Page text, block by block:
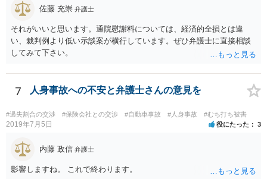
「相当の注意」をしていなかった証左でしょう。 今後の対応ですが、
事故証明書を速やかに取得すべきです。 病院で治療を受ける際、第三
者行為による傷病届を出す必要があります。 最終的にどこまで認めら
れるかという問題はありますが、事故後に事故に関連した支出に関し
佐藤 充崇 弁護士
それがいいと思います。通院慰謝料については、経済的全損とは違
い、裁判例より低い示談案が横行しています。ぜひ弁護士に直接相談
してみて下さい。
7 人身事故への不安と弁護士さんの意見を
#過失割合の交渉 #保険会社との交渉 #自動車事故 #人身事故 #むち打ち被害
2019年7月5日 役にたった 3
内藤 政信 弁護士
影響しますね。 これで終わります。